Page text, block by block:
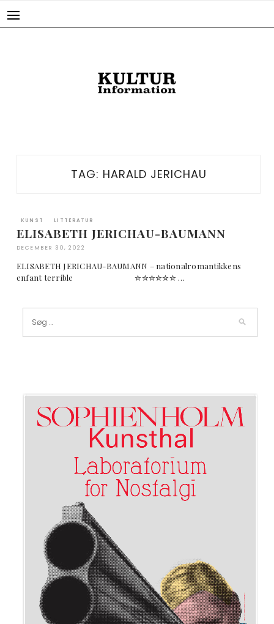
TAG: HARALD JERICHAU
KUNST LITTERATUR
ELISABETH JERICHAU-BAUMANN
DECEMBER 30, 2022
ELISABETH JERICHAU-BAUMANN – nationalromantikkens
enfant terrible ✮✮✮✮✮✮ …